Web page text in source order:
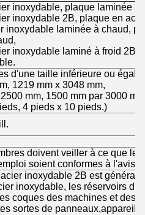
inoxydable, plaque laminée à
inoxydable 2B, plaque en
inoxydable laminée à chaud,
inoxydable laminé à froid 2B,
d'une taille inférieure ou
1219 mm x 3048 mm,
mm, 1500 mm par 3000
4 pieds x 10 pieds.)
doivent veiller à ce que
soient conformes à l'avis
inoxydable 2B est
inoxydable, les réservoirs
coques des machines et des
sortes de